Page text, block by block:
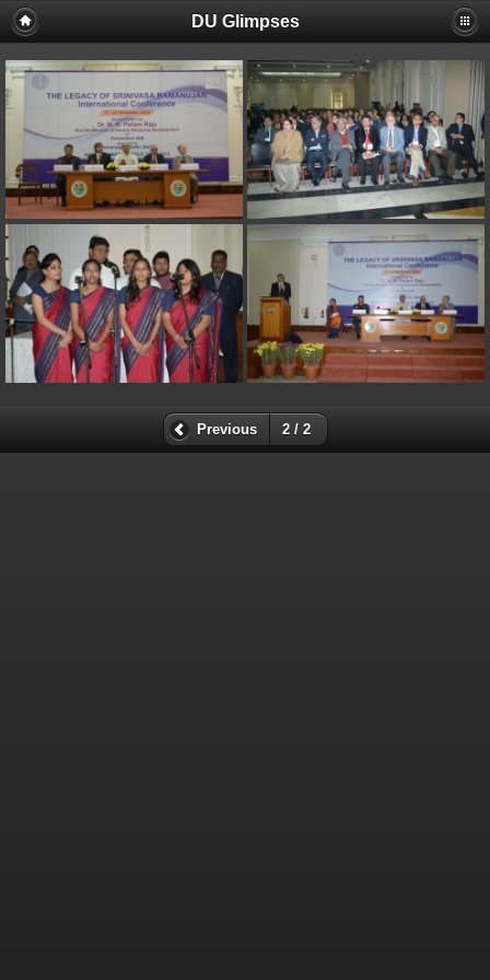
DU Glimpses
Previous 2 / 2